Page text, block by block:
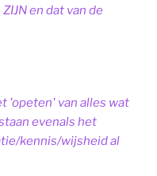
en dat van de
'opeten' van alles wat
evenals het
kennis/wijsheid al